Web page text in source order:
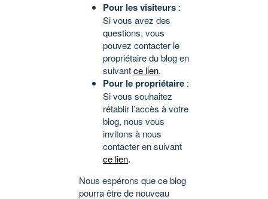
Pour les visiteurs :
Si vous avez des
questions, vous
pouvez contacter le
propriétaire du blog en
suivantce lien.
Pour le propriétaire :
Si vous souhaitez
rétablir l’accès à votre
blog, nous vous
invitons à nous
contacter en suivant
ce lien.
Nous espérons que ce blog
pourra être de nouveau